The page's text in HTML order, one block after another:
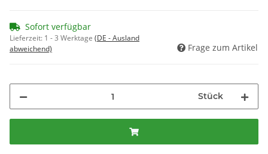
Sofort verfügbar
Lieferzeit: 1 - 3 Werktage (DE - Ausland
abweichend)
Frage zum Artikel
Stück